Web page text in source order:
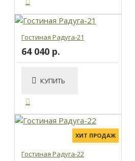
Гостиная Радуга-21
64 040 р.
КУПИТЬ
ХИТ ПРОДАЖ
Гостиная Радуга-22